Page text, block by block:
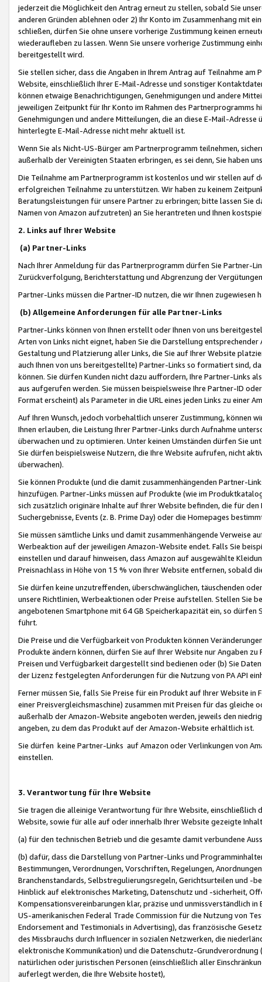
jederzeit die Möglichkeit den Antrag erneut zu stellen, sobald Sie
anderen Gründen ablehnen oder 2) Ihr Konto im Zusammenhang mit
schließen, dürfen Sie ohne unsere vorherige Zustimmung keinen
wiederaufleben zu lassen. Wenn Sie unsere vorherige Zustimmung
bereitgestellt wird.
Sie stellen sicher, dass die Angaben in Ihrem Antrag auf Teilnahme
Website, einschließlich Ihrer E-Mail-Adresse und sonstiger
können etwaige Benachrichtigungen, Genehmigungen und andere
jeweiligen Zeitpunkt für Ihr Konto im Rahmen des Partnerprogramms
Genehmigungen und andere Mitteilungen, die an diese E-Mail-
hinterlegte E-Mail-Adresse nicht mehr aktuell ist.
Wenn Sie als Nicht-US-Bürger am Partnerprogramm teilnehmen,
außerhalb der Vereinigten Staaten erbringen, es sei denn, Sie haben
Die Teilnahme am Partnerprogramm ist kostenlos und wir stellen auf
erfolgreichen Teilnahme zu unterstützen. Wir haben zu keinem
Beratungsleistungen für unsere Partner zu erbringen; bitte lassen Sie
Namen von Amazon aufzutreten) an Sie herantreten und Ihnen
2. Links auf Ihrer Website
(a) Partner-Links
Nach Ihrer Anmeldung für das Partnerprogramm dürfen Sie Partner-
Zurückverfolgung, Berichterstattung und Abgrenzung der
Partner-Links müssen die Partner-ID nutzen, die wir Ihnen zugewiesen
(b) Allgemeine Anforderungen für alle Partner-Links
Partner-Links können von Ihnen erstellt oder Ihnen von uns
Arten von Links nicht eignet, haben Sie die Darstellung
Gestaltung und Platzierung aller Links, die Sie auf Ihrer Website
auch Ihnen von uns bereitgestellte) Partner-Links so formatiert sind,
können. Sie dürfen Kunden nicht dazu auffordern, Ihre Partner-Links
aus aufgerufen werden. Sie müssen beispielsweise Ihre Partner-ID
Format erscheint) als Parameter in die URL eines jeden Links zu einer
Auf Ihren Wunsch, jedoch vorbehaltlich unserer Zustimmung, können
Ihnen erlauben, die Leistung Ihrer Partner-Links durch Aufnahme
überwachen und zu optimieren. Unter keinen Umständen dürfen Sie
Sie dürfen beispielsweise Nutzern, die Ihre Website aufrufen, nicht
überwachen).
Sie können Produkte (und die damit zusammenhängenden Partner-
hinzufügen. Partner-Links müssen auf Produkte (wie im
sich zusätzlich originäre Inhalte auf Ihrer Website befinden, die für
Suchergebnisse, Events (z. B. Prime Day) oder die Homepages
Sie müssen sämtliche Links und damit zusammenhängende
Werbeaktion auf der jeweiligen Amazon-Website endet. Falls Sie
einstellen und darauf hinweisen, dass Amazon auf ausgewählte
Preisnachlass in Höhe von 15 % von Ihrer Website entfernen, sobald
Sie dürfen keine unzutreffenden, überschwänglichen, täuschenden
unsere Richtlinien, Werbeaktionen oder Preise aufstellen. Stellen Sie
angebotenen Smartphone mit 64 GB Speicherkapazität ein, so dürfen
führt.
Die Preise und die Verfügbarkeit von Produkten können
Produkte ändern können, dürfen Sie auf Ihrer Website nur Angaben
Preisen und Verfügbarkeit dargestellt sind bedienen oder (b) Sie
der Lizenz festgelegten Anforderungen für die Nutzung von PA API
Ferner müssen Sie, falls Sie Preise für ein Produkt auf Ihrer Website
einer Preisvergleichsmaschine) zusammen mit Preisen für das
außerhalb der Amazon-Website angeboten werden, jeweils den
angeben, zu dem das Produkt auf der Amazon-Website erhältlich ist.
Sie dürfen keine Partner-Links auf Amazon oder Verlinkungen von
einstellen.
3. Verantwortung für Ihre Website
Sie tragen die alleinige Verantwortung für Ihre Website,
Website, sowie für alle auf oder innerhalb Ihrer Website gezeigte
(a) für den technischen Betrieb und die gesamte damit verbundene
(b) dafür, dass die Darstellung von Partner-Links und
Bestimmungen, Verordnungen, Vorschriften, Regelungen,
Branchenstandards, Selbstregulierungsregeln, Gerichtsurteilen und -
Hinblick auf elektronisches Marketing, Datenschutz und -sicherheit,
Kompensationsvereinbarungen klar, präzise und unmissverständlich
US-amerikanischen Federal Trade Commission für die Nutzung von
Endorsement and Testimonials in Advertising), das französische
des Missbrauchs durch Influencer in sozialen Netzwerken, die
elektronische Kommunikation) und die Datenschutz-
natürlichen oder juristischen Personen (einschließlich aller
auferlegt werden, die Ihre Website hostet),